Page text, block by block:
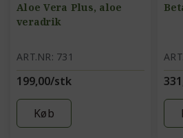
Aloe Vera Plus, aloe
veradrik
ART.NR: 731
199,00/stk
Køb